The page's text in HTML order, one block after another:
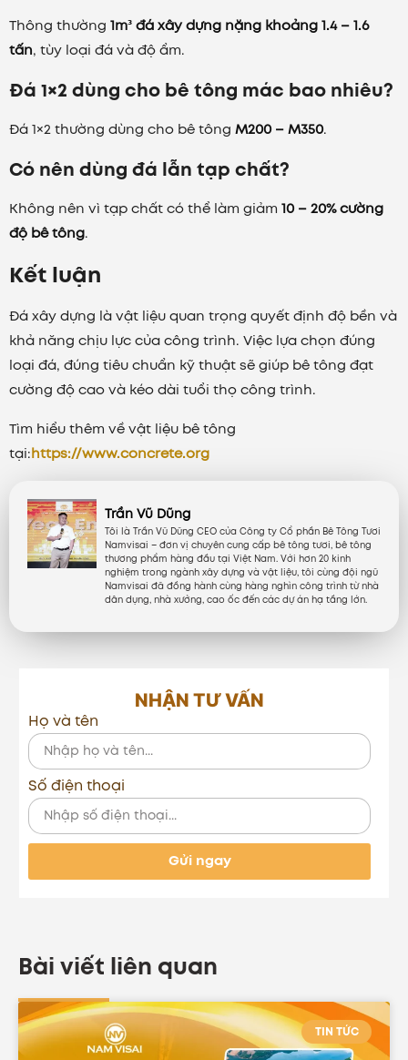
Thông thường 1m³ đá xây dựng nặng khoảng 1.4 – 1.6
tấn, tùy loại đá và độ ẩm.
Đá 1×2 dùng cho bê tông mác bao nhiêu?
Đá 1×2 thường dùng cho bê tông M200 – M350.
Có nên dùng đá lẫn tạp chất?
Không nên vì tạp chất có thể làm giảm 10 – 20% cường
độ bê tông.
Kết luận
Đá xây dựng là vật liệu quan trọng quyết định độ bền và
khả năng chịu lực của công trình. Việc lựa chọn đúng
loại đá, đúng tiêu chuẩn kỹ thuật sẽ giúp bê tông đạt
cường độ cao và kéo dài tuổi thọ công trình.
Tìm hiểu thêm về vật liệu bê tông
tại:https://www.concrete.org
Trần Vũ Dũng
Tôi là Trần Vũ Dũng CEO của Công ty Cổ phần Bê Tông Tươi
Namvisai – đơn vị chuyên cung cấp bê tông tươi, bê tông
thương phẩm hàng đầu tại Việt Nam. Với hơn 20 kinh
nghiệm trong ngành xây dựng và vật liệu, tôi cùng đội ngũ
Namvisai đã đồng hành cùng hàng nghìn công trình từ nhà
dân dụng, nhà xưởng, cao ốc đến các dự án hạ tầng lớn.
NHẬN TƯ VẤN
Họ và tên
Số điện thoại
Gửi ngay
Bài viết liên quan
TIN TỨC